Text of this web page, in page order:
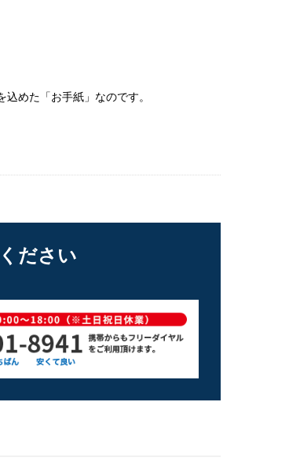
めた「お手紙」なのです。
ださい